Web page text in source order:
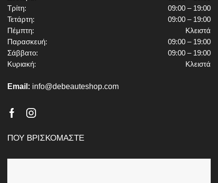
Τρίτη:
09:00 – 19:00
Τετάρτη:
09:00 – 19:00
Πέμπτη:
Κλειστά
Παρασκευή:
09:00 – 19:00
Σάββατο:
09:00 – 19:00
Κυριακή:
Κλειστά
Email: info@debeauteshop.com
FacebookInstagram
ΠΟΥ ΒΡΙΣΚΟΜΑΣΤΕ